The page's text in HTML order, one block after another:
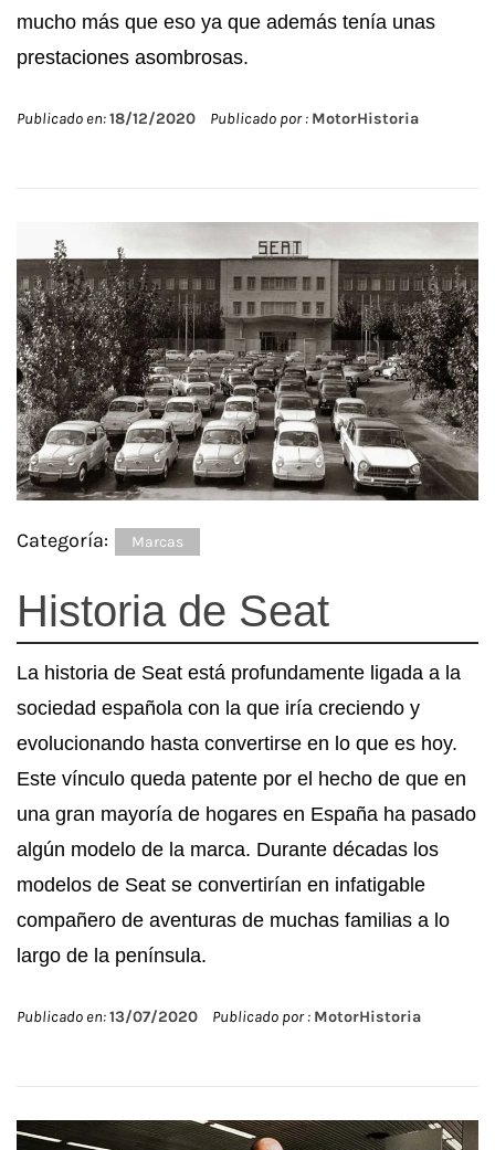
mucho más que eso ya que además tenía unas
prestaciones asombrosas.
Publicado en:18/12/2020 Publicado por : MotorHistoria
Categoría: Marcas
Historia de Seat
La historia de Seat está profundamente ligada a la
sociedad española con la que iría creciendo y
evolucionando hasta convertirse en lo que es hoy.
Este vínculo queda patente por el hecho de que en
una gran mayoría de hogares en España ha pasado
algún modelo de la marca. Durante décadas los
modelos de Seat se convertirían en infatigable
compañero de aventuras de muchas familias a lo
largo de la península.
Publicado en:13/07/2020 Publicado por : MotorHistoria